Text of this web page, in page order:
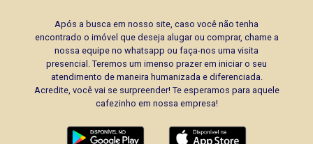
Após a busca em nosso site, caso você não tenha
encontrado o imóvel que deseja alugar ou comprar, chame a
nossa equipe no whatsapp ou faça-nos uma visita
presencial. Teremos um imenso prazer em iniciar o seu
atendimento de maneira humanizada e diferenciada.
Acredite, você vai se surpreender! Te esperamos para aquele
cafezinho em nossa empresa!